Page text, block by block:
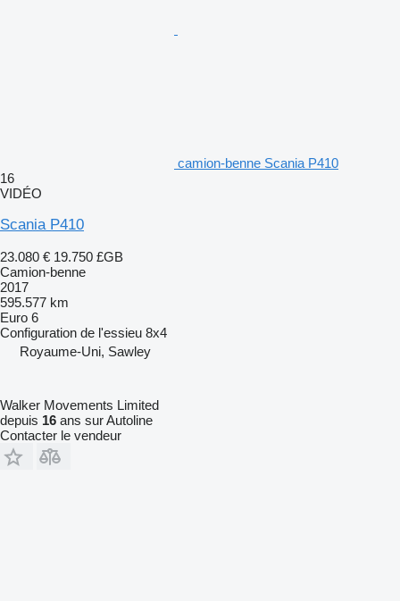
camion-benne Scania P410
16
VIDÉO
Scania P410
23.080 € 19.750 £GB
Camion-benne
2017
595.577 km
Euro 6
Configuration de l'essieu 8x4
Royaume-Uni, Sawley
Walker Movements Limited
depuis 16 ans sur Autoline
Contacter le vendeur